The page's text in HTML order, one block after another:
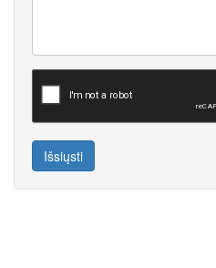
Išsiųsti